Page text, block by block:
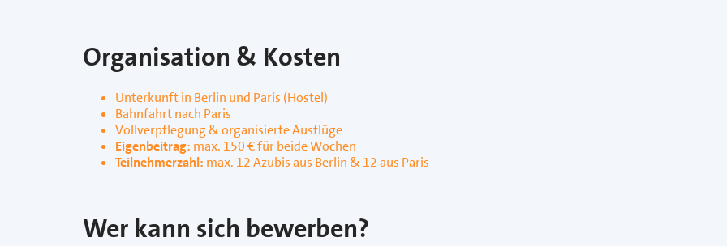
Organisation & Kosten
Unterkunft in Berlin und Paris (Hostel)
Bahnfahrt nach Paris
Vollverpflegung & organisierte Ausflüge
Eigenbeitrag: max. 150 € für beide Wochen
Teilnehmerzahl: max. 12 Azubis aus Berlin & 12 aus Paris
Wer kann sich bewerben?